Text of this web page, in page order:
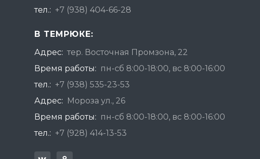
тел.: +7 (938) 404-66-28
В ТЕМРЮКЕ:
Адрес: тер. Восточная Промзона, 22
Время работы: пн-сб 8:00-18:00, вс 8:00-16:00
тел.: +7 (938) 535-23-53
Адрес:
Мороза ул., 26
Время работы: пн-сб 8:00-18:00, вс 8:00-16:00
тел.: +7 (928) 414-13-53